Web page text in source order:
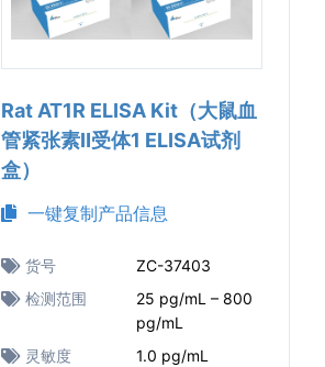
Rat AT1R ELISA Kit（大鼠血
管紧张素Ⅱ受体1 ELISA试剂
盒）
一键复制产品信息
货号
ZC-37403
检测范围
25 pg/mL – 800
pg/mL
灵敏度
1.0 pg/mL